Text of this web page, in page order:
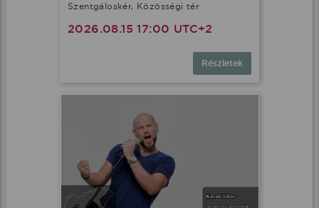
Szentgáloskér, Közösségi tér
2026.08.15 17:00 UTC+2
Részletek